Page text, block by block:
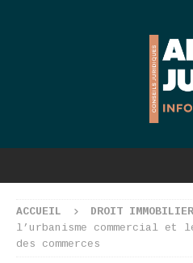
ACCUEIL DROIT IMMOBILIER
l’urbanisme commercial et
des commerces